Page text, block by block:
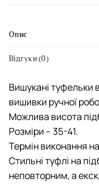
Опис
Відгуки (0)
Вишукані туфельки
вишивки ручної
Можлива висота
Розміри – 35-41.
Термін виконання
Стильні туфлі на
неповторним, а